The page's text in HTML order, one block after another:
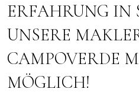
ERFAHRUNG IN
UNSERE
CAMPOVERDE
MÖGLICH!